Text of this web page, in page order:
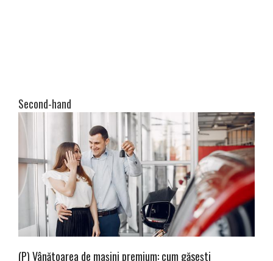
Second-hand
(P) Vânătoarea de mașini premium: cum găsești